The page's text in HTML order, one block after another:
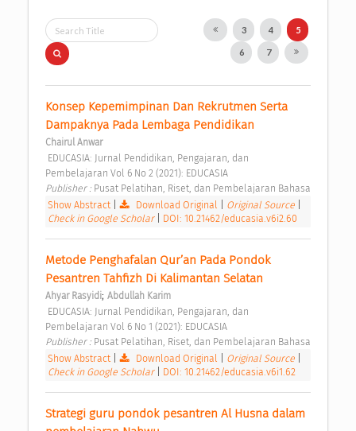
3 4 5
6 7
Konsep Kepemimpinan Dan Rekrutmen Serta
Dampaknya Pada Lembaga Pendidikan
Chairul Anwar
Pembelajaran Vol 6 No 2 (2021): EDUCASIA
Publisher :
Show Abstract
Download Original Original Source
Check in Google Scholar
DOI: 10.21462/educasia.v6i2.60
Metode Penghafalan Qur’an Pada Pondok
Pesantren Tahfizh Di Kalimantan Selatan
Ahyar Rasyidi; Abdullah Karim
Pembelajaran Vol 6 No 1 (2021): EDUCASIA
Publisher :
Show Abstract
Download Original Original Source
Check in Google Scholar
DOI: 10.21462/educasia.v6i1.62
Strategi guru pondok pesantren Al Husna dalam